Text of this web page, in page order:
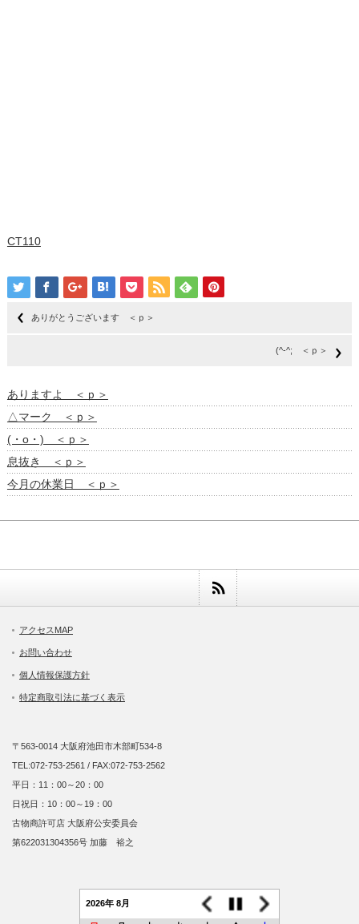
CT110
ありがとうございます ＜ｐ＞
(^-^; ＜ｐ＞
ありますよ ＜ｐ＞
△マーク ＜ｐ＞
(・o・) ＜ｐ＞
息抜き ＜ｐ＞
今月の休業日 ＜ｐ＞
アクセスMAP
お問い合わせ
個人情報保護方針
特定商取引法に基づく表示
〒563-0014 大阪府池田市木部町534-8
TEL:072-753-2561 / FAX:072-753-2562
平日：11：00～20：00
日祝日：10：00～19：00
古物商許可店 大阪府公安委員会
第622031304356号 加藤 裕之
2026年 8月